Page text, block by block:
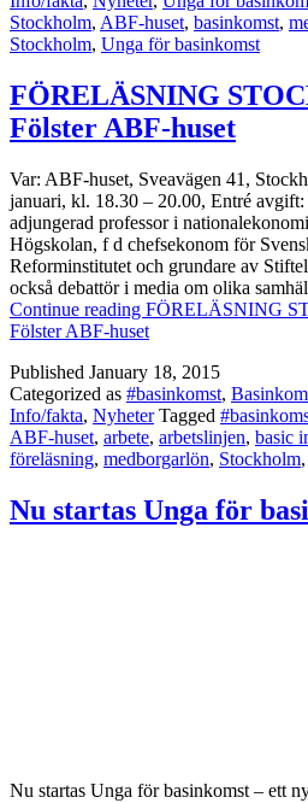
Stockholm, ABF-huset, basinkomst,
Stockholm, Unga för basinkomst
FÖRELÄSNING
Fölster ABF-huset
Var: ABF-huset, Sveavägen 41,
januari, kl. 18.30 – 20.00, Entré
adjungerad professor i
Högskolan, f d chefsekonom för
Reforminstitutet och grundare av
också debattör i media om olika
Continue reading FÖRELÄSNING
Fölster ABF-huset
Published January 18, 2015
Categorized as #basinkomst,
Info/fakta, Nyheter Tagged
ABF-huset, arbete, arbetslinjen, basic
föreläsning, medborgarlön, Stockholm,
Nu startas Unga för
Nu startas Unga för basinkomst – ett